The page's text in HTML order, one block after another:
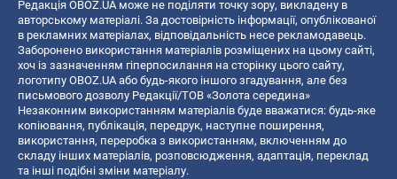
Редакція OBOZ.UA може не поділяти точку зору, викладену в
авторському матеріалі. За достовірність інформації, опублікованої
в рекламних матеріалах, відповідальність несе рекламодавець.
Заборонено використання матеріалів розміщених на цьому сайті,
хоч із зазначенням гіперпосилання на сторінку цього сайту,
логотипу OBOZ.UA або будь-якого іншого згадування, але без
письмового дозволу Редакції/ТОВ «Золота середина»
Незаконним використанням матеріалів буде вважатися: будь-яке
копiювання, публiкацiя, передрук, наступне поширення,
використання, переробка з використанням, включенням до
складу інших матеріалів, розповсюдження, адаптація, переклад
та інші подібні зміни матеріалу.